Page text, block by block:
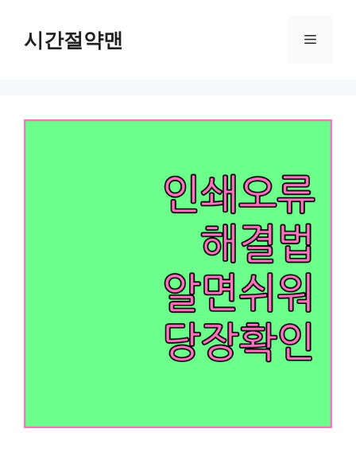
시간절약맨 메